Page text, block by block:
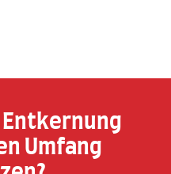
Entkernung
Umfang